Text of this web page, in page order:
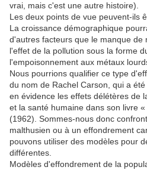
vrai, mais c'est une autre histoire).
Les deux points de vue peuvent-ils
La croissance démographique
d'autres facteurs que le manque de
l'effet de la pollution sous la forme
l'empoisonnement aux métaux
Nous pourrions qualifier ce type
du nom de Rachel Carson, qui a
en évidence les effets délétères de
et la santé humaine dans son livre
(1962). Sommes-nous donc
malthusien ou à un effondrement
pouvons utiliser des modèles pour
différentes.
Modèles d'effondrement de la